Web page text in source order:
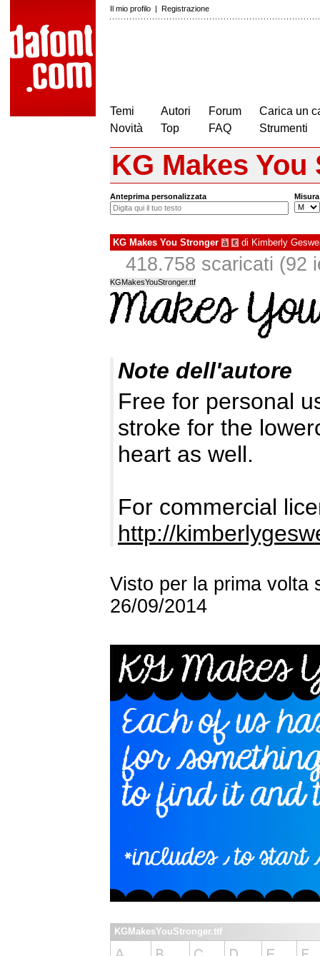
Il mio profilo | Registrazione
Temi
Novità
Autori
Top
Forum
FAQ
Carica un
Strumenti
KG Makes
Anteprima personalizzata Misura
KG Makes You Stronger à € di Kimberly
418.758 scaricati (92
KGMakesYouStronger.ttf
Note dell'autore
Free for personal
stroke for the
heart as well.
For commercial
http://
Visto per la prima volta
26/09/2014
KGMakesYouStronger.ttf